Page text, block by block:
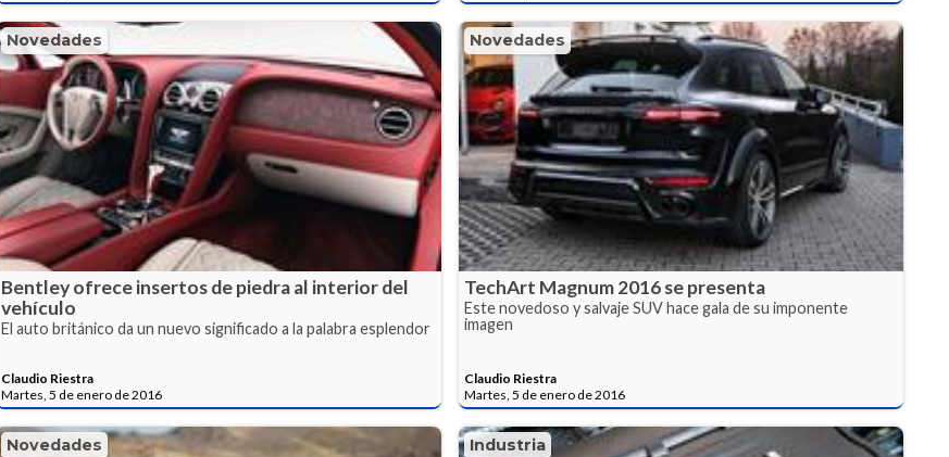
Novedades
Bentley ofrece insertos de piedra al interior del
vehículo
El auto británico da un nuevo significado a la palabra esplendor
Claudio Riestra
Martes, 5 de enero de 2016
Novedades
TechArt Magnum 2016 se presenta
Este novedoso y salvaje SUV hace gala de su imponente
imagen
Claudio Riestra
Martes, 5 de enero de 2016
Novedades Industria